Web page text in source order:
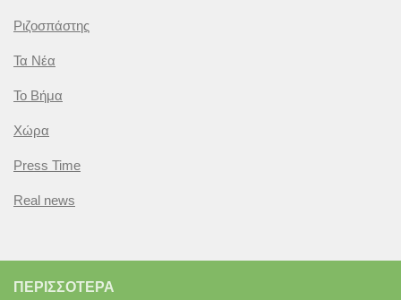
Ριζοσπάστης
Τα Νέα
Το Βήμα
Χώρα
Press Time
Real news
ΠΕΡΙΣΣΌΤΕΡΑ